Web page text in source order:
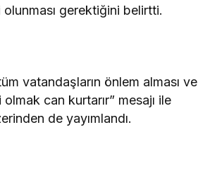
gerektiğini belirtti.
vatandaşların önlem alması ve
can kurtarır” mesajı ile
de yayımlandı.